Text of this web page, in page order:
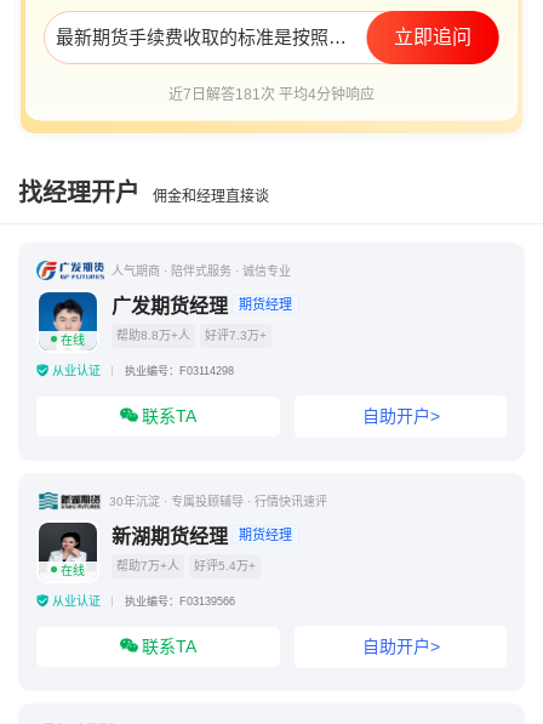
最新期货手续费收取的标准是按照什么标准收取的？哪里能找到最新的标准？ 立即追问
近7日解答181次 平均4分钟响应
找经理开户 佣金和经理直接谈
人气期商 · 陪伴式服务 · 诚信专业
在线
广发期货经理 期货经理
帮助8.8万+人 好评7.3万+
从业认证 执业编号：F03114298
联系TA 自助开户>
30年沉淀 · 专属投顾辅导 · 行情快讯速评
在线
新湖期货经理 期货经理
帮助7万+人 好评5.4万+
从业认证 执业编号：F03139566
联系TA 自助开户>